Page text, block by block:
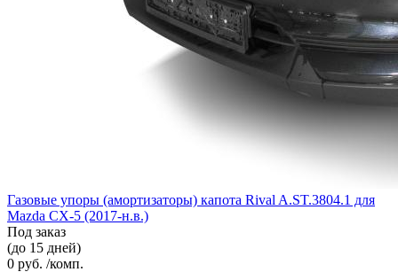
Газовые упоры (амортизаторы) капота Rival A.ST.3804.1 для
Mazda CX-5 (2017-н.в.)
Под заказ
(до 15 дней)
0 руб. /комп.